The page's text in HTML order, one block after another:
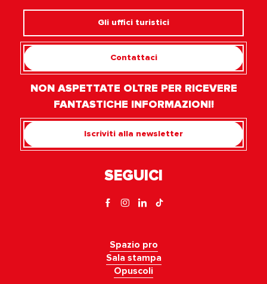
Gli uffici turistici
Contattaci
NON ASPETTATE OLTRE PER RICEVERE
FANTASTICHE INFORMAZIONI!
Iscriviti alla newsletter
SEGUICI
Spazio pro
Sala stampa
Opuscoli